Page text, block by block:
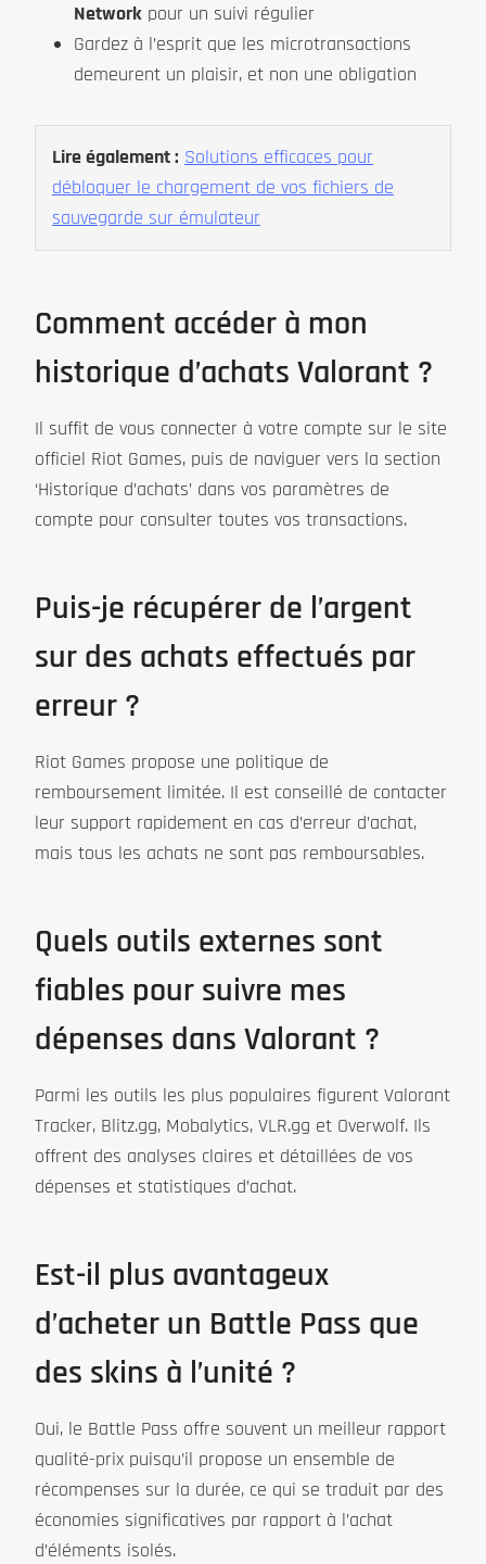
Network pour un suivi régulier
Gardez à l’esprit que les microtransactions
demeurent un plaisir, et non une obligation
Lire également : Solutions efficaces pour
débloquer le chargement de vos fichiers de
sauvegarde sur émulateur
Comment accéder à mon
historique d’achats Valorant ?
Il suffit de vous connecter à votre compte sur le site
officiel Riot Games, puis de naviguer vers la section
‘Historique d’achats’ dans vos paramètres de
compte pour consulter toutes vos transactions.
Puis-je récupérer de l’argent
sur des achats effectués par
erreur ?
Riot Games propose une politique de
remboursement limitée. Il est conseillé de contacter
leur support rapidement en cas d’erreur d’achat,
mais tous les achats ne sont pas remboursables.
Quels outils externes sont
fiables pour suivre mes
dépenses dans Valorant ?
Parmi les outils les plus populaires figurent Valorant
Tracker, Blitz.gg, Mobalytics, VLR.gg et Overwolf. Ils
offrent des analyses claires et détaillées de vos
dépenses et statistiques d’achat.
Est-il plus avantageux
d’acheter un Battle Pass que
des skins à l’unité ?
Oui, le Battle Pass offre souvent un meilleur rapport
qualité-prix puisqu’il propose un ensemble de
récompenses sur la durée, ce qui se traduit par des
économies significatives par rapport à l’achat
d’éléments isolés.